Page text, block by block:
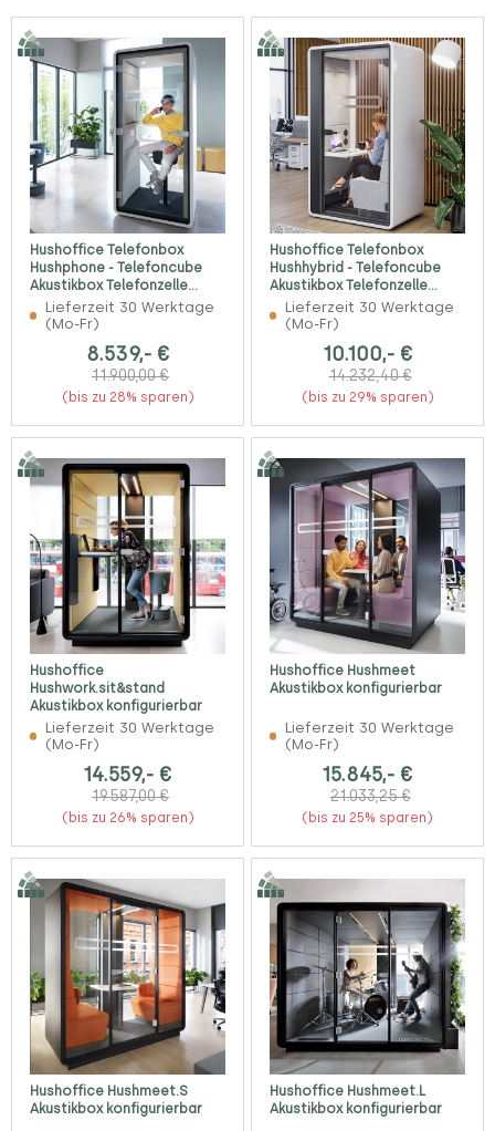
Hushoffice Telefonbox
Hushphone - Telefoncube
Akustikbox Telefonzelle
konfigurierbar
Lieferzeit 30 Werktage
(Mo-Fr)
8.539,- €
11.900,00 €
(bis zu 28% sparen)
Hushoffice Telefonbox
Hushhybrid - Telefoncube
Akustikbox Telefonzelle
konfigurierbar
Lieferzeit 30 Werktage
(Mo-Fr)
10.100,- €
14.232,40 €
(bis zu 29% sparen)
Hushoffice
Hushwork.sit&stand
Akustikbox konfigurierbar
Lieferzeit 30 Werktage
(Mo-Fr)
14.559,- €
19.587,00 €
(bis zu 26% sparen)
Hushoffice Hushmeet
Akustikbox konfigurierbar
Lieferzeit 30 Werktage
(Mo-Fr)
15.845,- €
21.033,25 €
(bis zu 25% sparen)
Hushoffice Hushmeet.S
Akustikbox konfigurierbar
Hushoffice Hushmeet.L
Akustikbox konfigurierbar